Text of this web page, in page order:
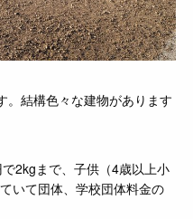
。結構色々な建物があります
2kgまで、子供（4歳以上小
いて団体、学校団体料金の